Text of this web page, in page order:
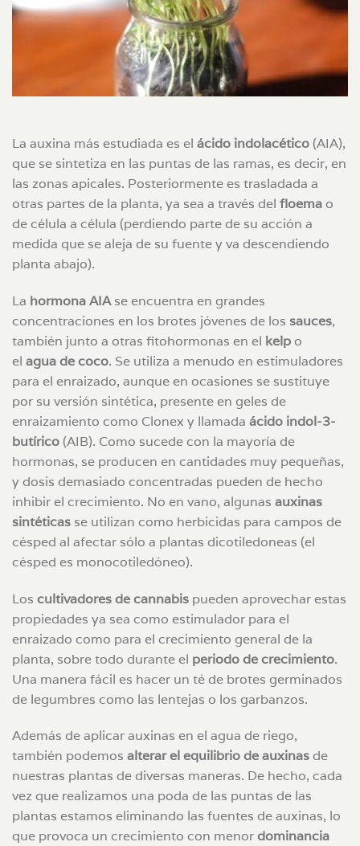
La auxina más estudiada es el ácido indolacético (AIA),
que se sintetiza en las puntas de las ramas, es decir, en
las zonas apicales. Posteriormente es trasladada a
otras partes de la planta, ya sea a través del floemao
de célula a célula (perdiendo parte de su acción a
medida que se aleja de su fuente y va descendiendo
planta abajo).
La hormona AIAse encuentra en grandes
concentraciones en los brotes jóvenes de los sauces,
también junto a otras fitohormonas en el kelpo
el agua de coco. Se utiliza a menudo en estimuladores
para el enraizado, aunque en ocasiones se sustituye
por su versión sintética, presente en geles de
enraizamiento como Clonex y llamada ácido indol-3-
butírico (AIB). Como sucede con la mayoría de
hormonas, se producen en cantidades muy pequeñas,
y dosis demasiado concentradas pueden de hecho
inhibir el crecimiento. No en vano, algunas auxinas
sintéticas se utilizan como herbicidas para campos de
césped al afectar sólo a plantas dicotiledoneas (el
césped es monocotiledóneo).
Los cultivadores de cannabis pueden aprovechar estas
propiedades ya sea como estimulador para el
enraizado como para el crecimiento general de la
planta, sobre todo durante el periodo de crecimiento.
Una manera fácil es hacer un té de brotes germinados
de legumbres como las lentejas o los garbanzos.
Además de aplicar auxinas en el agua de riego,
también podemos alterar el equilibrio de auxinasde
nuestras plantas de diversas maneras. De hecho, cada
vez que realizamos una poda de las puntas de las
plantas estamos eliminando las fuentes de auxinas, lo
que provoca un crecimiento con menordominancia